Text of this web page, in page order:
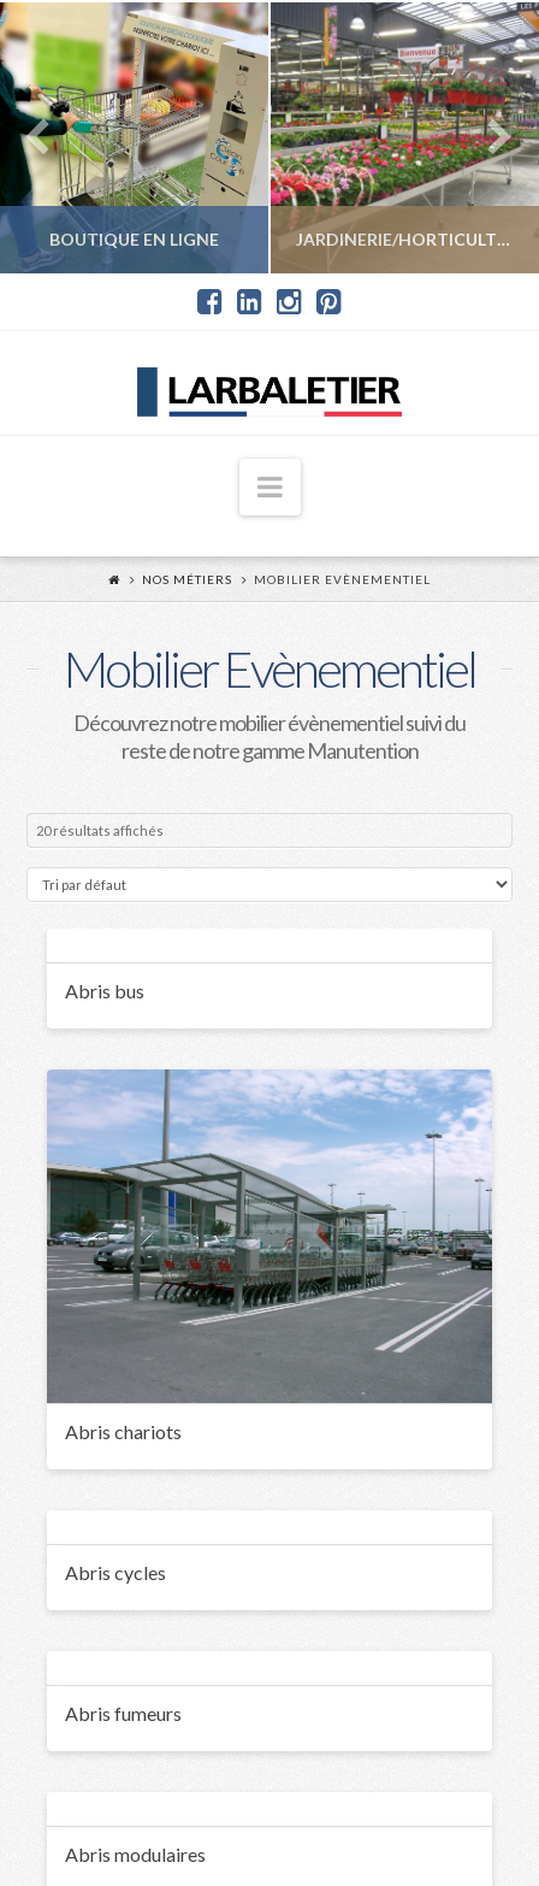
BOUTIQUE EN LIGNE
VOIR LES PRODUITS
JARDINERIE/HORTICULTURE
Navigation
NOS MÉTIERS MOBILIER EVÈNEMENTIEL
Mobilier Evènementiel
Découvrez notre mobilier évènementiel suivi du
reste de notre gamme Manutention
20 résultats affichés
Abris bus
Abris chariots
Abris cycles
Abris fumeurs
Abris modulaires